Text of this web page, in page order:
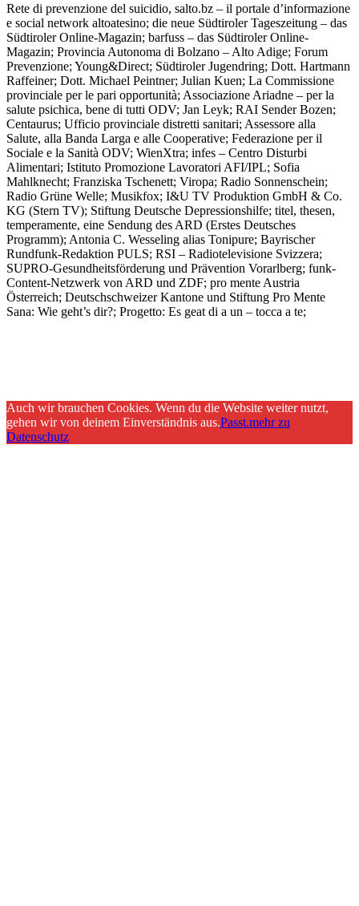
Rete di prevenzione del suicidio, salto.bz – il portale d’informazione
e social network altoatesino; die neue Südtiroler Tageszeitung – das
Südtiroler Online-Magazin; barfuss – das Südtiroler Online-
Magazin; Provincia Autonoma di Bolzano – Alto Adige; Forum
Prevenzione; Young&Direct; Südtiroler Jugendring; Dott. Hartmann
Raffeiner; Dott. Michael Peintner; Julian Kuen; La Commissione
provinciale per le pari opportunità; Associazione Ariadne – per la
salute psichica, bene di tutti ODV; Jan Leyk; RAI Sender Bozen;
Centaurus; Ufficio provinciale distretti sanitari; Assessore alla
Salute, alla Banda Larga e alle Cooperative; Federazione per il
Sociale e la Sanità ODV; WienXtra; infes – Centro Disturbi
Alimentari; Istituto Promozione Lavoratori AFI/IPL; Sofia
Mahlknecht; Franziska Tschenett; Viropa; Radio Sonnenschein;
Radio Grüne Welle; Musikfox; I&U TV Produktion GmbH & Co.
KG (Stern TV); Stiftung Deutsche Depressionshilfe; titel, thesen,
temperamente, eine Sendung des ARD (Erstes Deutsches
Programm); Antonia C. Wesseling alias Tonipure; Bayrischer
Rundfunk-Redaktion PULS; RSI – Radiotelevisione Svizzera;
SUPRO-Gesundheitsförderung und Prävention Vorarlberg; funk-
Content-Netzwerk von ARD und ZDF; pro mente Austria
Österreich; Deutschschweizer Kantone und Stiftung Pro Mente
Sana: Wie geht’s dir?; Progetto: Es geat di a un – tocca a te;
Auch wir brauchen Cookies. Wenn du die Website weiter nutzt,
gehen wir von deinem Einverständnis aus.Passt.mehr zu
Datenschutz